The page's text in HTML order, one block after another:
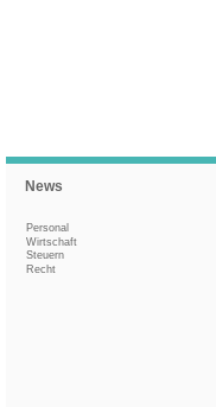
News
Personal
Wirtschaft
Steuern
Recht